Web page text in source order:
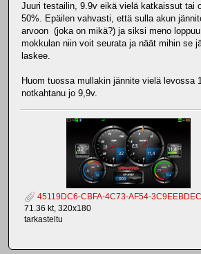
Juuri testailin, 9.9v eikä vielä katkaissut tai
50%. Epäilen vahvasti, että sulla akun
arvoon (joka on mikä?) ja siksi meno
mokkulan niin voit seurata ja näät mihin se
laskee.
Huom tuossa mullakin jännite vielä levossa
notkahtanu jo 9,9v.
45119DC6-CBFA-4C73-AF54-
71.36 kt, 320x180
tarkasteltu